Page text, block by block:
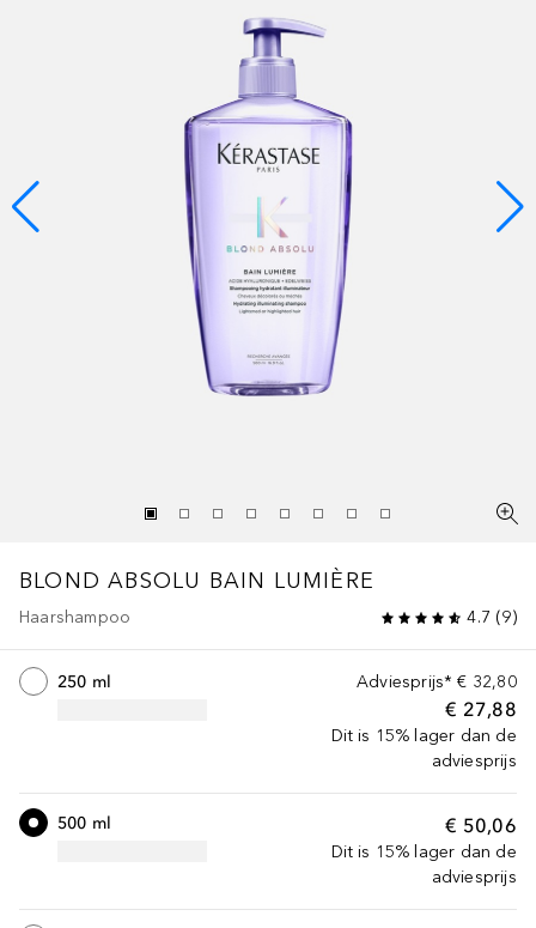
BLOND ABSOLU BAIN LUMIÈRE
Haarshampoo 4.7 (9)
Adviesprijs* € 32,80
€ 27,88
Dit is 15% lager dan de
adviesprijs
250 ml
€ 50,06
Dit is 15% lager dan de
adviesprijs
500 ml